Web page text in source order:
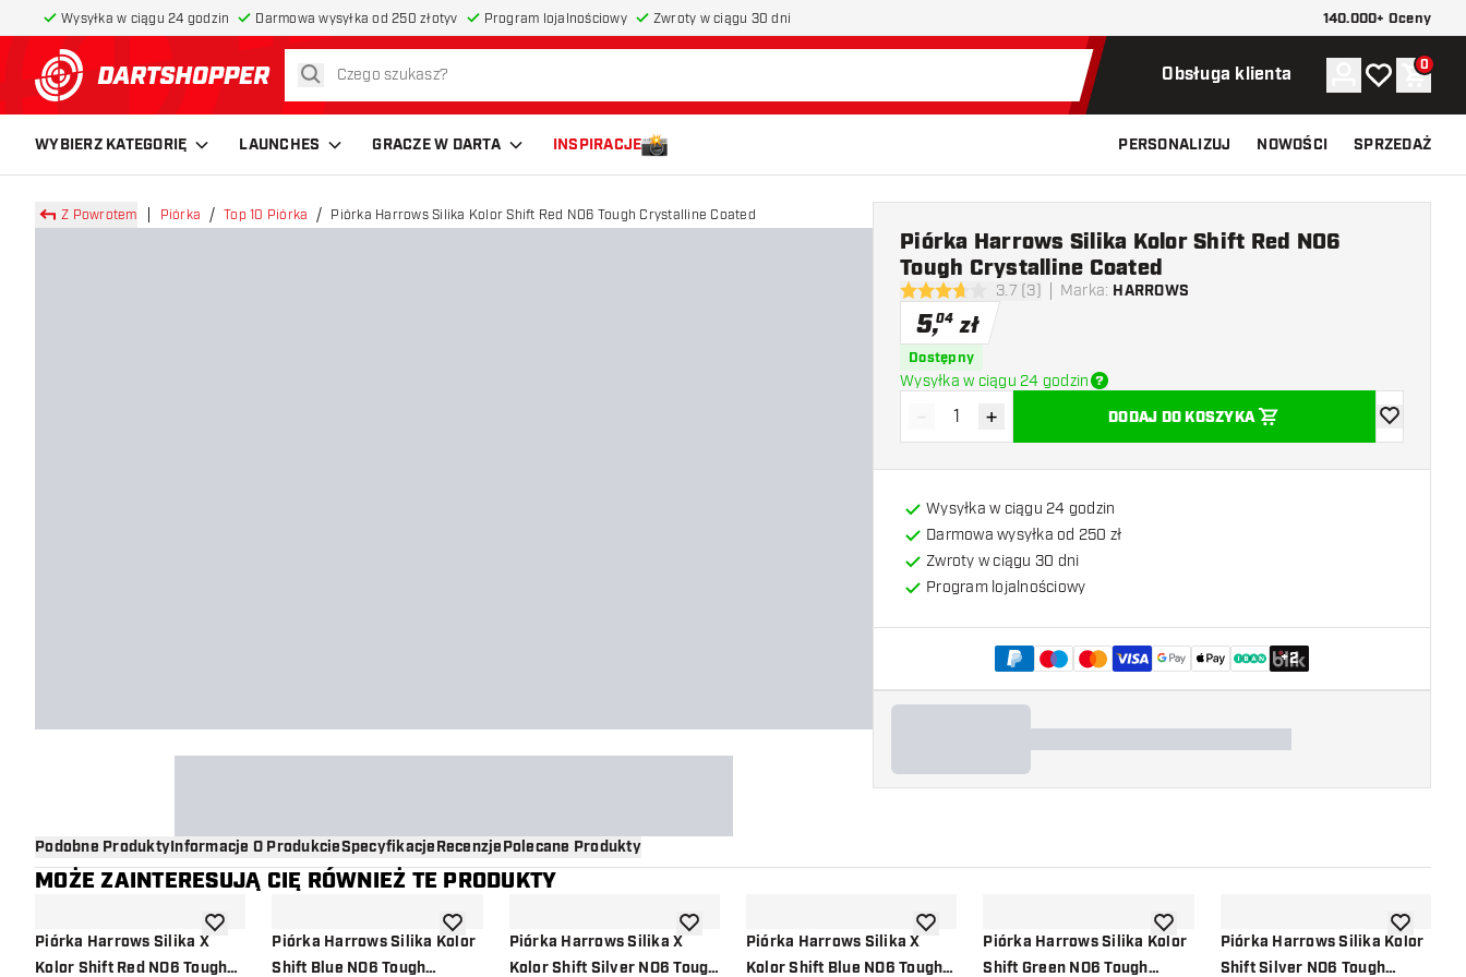
Wysyłka w ciągu 24 godzin Darmowa wysyłka od 250 złotyv Program lojalnościowy Zwroty w ciągu 30 dni 140.000+ Oceny
powrót do strony głównej
szukaj Obsługa klienta Konto
Moja listaKoszyk
0
WYBIERZ KATEGORIĘ LAUNCHES GRACZE W DARTA INSPIRACJE PERSONALIZUJ NOWOŚCI SPRZEDAŻ
Z Powrotem Piórka Top 10 Piórka Piórka Harrows Silika Kolor Shift Red NO6 Tough Crystalline Coated
3.7 gwiazdki oceny
3.7 (3) Marka: HARROWS
Piórka Harrows Silika Kolor Shift Red NO6
Tough Crystalline Coated
5,04 zł
Dostępny
Wysyłka w ciągu 24 godzin
Zmniejsz ilość
- Zwiększ ilość
+ DODAJ DO KOSZYKA
dodaj do
Wysyłka w ciągu 24 godzin
Darmowa wysyłka od 250 zł
Zwroty w ciągu 30 dni
Program lojalnościowy
+2
Podobne ProduktyInformacje O ProdukcieSpecyfikacjeRecenzjePolecane Produkty
MOŻE ZAINTERESUJĄ CIĘ RÓWNIEŻ TE PRODUKTY
Piórka Harrows Silika X
Kolor Shift Red NO6 Tough
dodaj do listy życzeńPiórka Harrows Silika Kolor
Shift Blue NO6 Tough
dodaj do listy życzeńPiórka Harrows Silika X
Kolor Shift Silver NO6 Tough
dodaj do listy życzeńPiórka Harrows Silika X
Kolor Shift Blue NO6 Tough
dodaj do listy życzeńPiórka Harrows Silika Kolor
Shift Green NO6 Tough
dodaj do listy życzeńPiórka Harrows Silika Kolor
Shift Silver NO6 Tough
dodaj do